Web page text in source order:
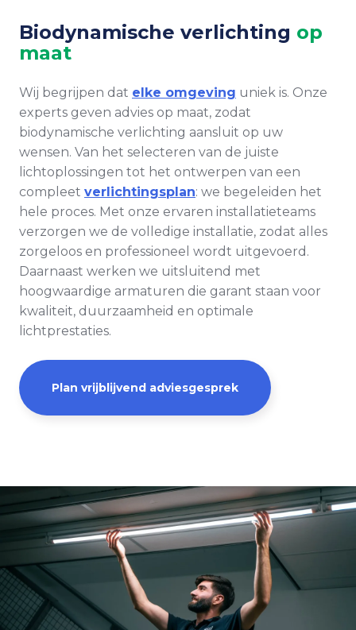
Biodynamische verlichting op
maat
Wij begrijpen dat elke omgeving uniek is. Onze
experts geven advies op maat, zodat
biodynamische verlichting aansluit op uw
wensen. Van het selecteren van de juiste
lichtoplossingen tot het ontwerpen van een
compleet verlichtingsplan: we begeleiden het
hele proces. Met onze ervaren installatieteams
verzorgen we de volledige installatie, zodat alles
zorgeloos en professioneel wordt uitgevoerd.
Daarnaast werken we uitsluitend met
hoogwaardige armaturen die garant staan voor
kwaliteit, duurzaamheid en optimale
lichtprestaties.
Plan vrijblijvend adviesgesprek